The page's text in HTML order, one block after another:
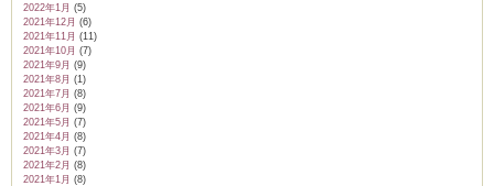
2022年1月 (5)
2021年12月 (6)
2021年11月 (11)
2021年10月 (7)
2021年9月 (9)
2021年8月 (1)
2021年7月 (8)
2021年6月 (9)
2021年5月 (7)
2021年4月 (8)
2021年3月 (7)
2021年2月 (8)
2021年1月 (8)